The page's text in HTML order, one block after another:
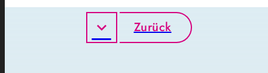
Zurück